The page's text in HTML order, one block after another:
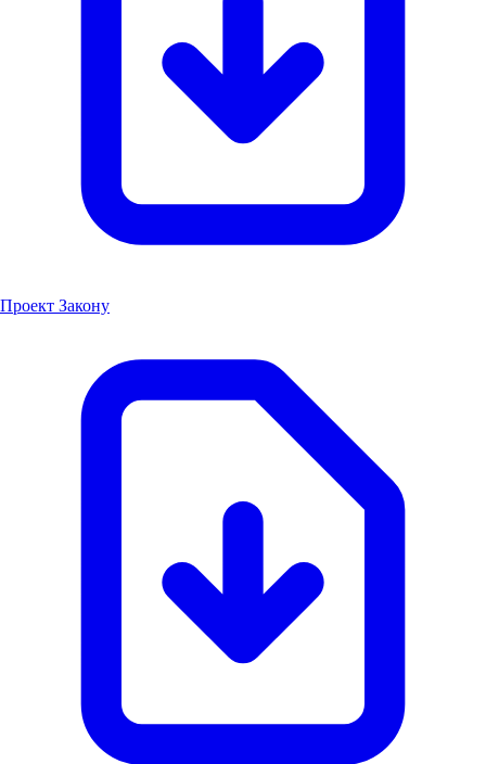
Проект Закону